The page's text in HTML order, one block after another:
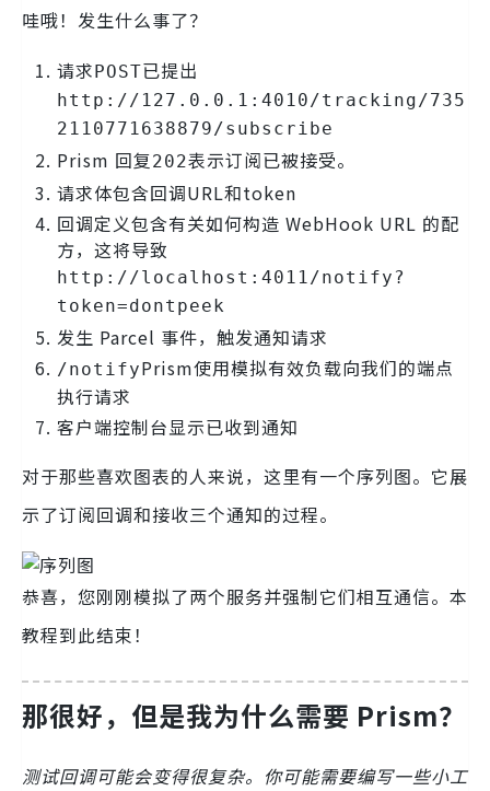
哇哦！发生什么事了？
请求POST已提出
http://127.0.0.1:4010/tracking/735
2110771638879/subscribe
Prism 回复202表示订阅已被接受。
请求体包含回调URL和token
回调定义包含有关如何构造 WebHook URL 的配
方，这将导致
http://localhost:4011/notify?
token=dontpeek
发生 Parcel 事件，触发通知请求
/notifyPrism使用模拟有效负载向我们的端点
执行请求
客户端控制台显示已收到通知
对于那些喜欢图表的人来说，这里有一个序列图。它展
示了订阅回调和接收三个通知的过程。
恭喜，您刚刚模拟了两个服务并强制它们相互通信。本
教程到此结束！
那很好，但是我为什么需要 Prism？
测试回调可能会变得很复杂。你可能需要编写一些小工